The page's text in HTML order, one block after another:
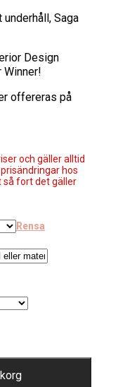
Saga
Design
Winner!
offereras på
och gäller alltid
hos
så fort det gäller
Rensa